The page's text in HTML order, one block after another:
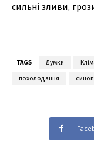
сильні зливи,
TAGS Думки
похолодання